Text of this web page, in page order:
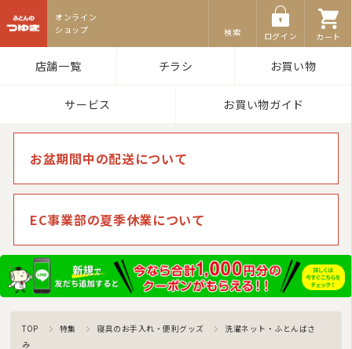
検索 ログイン カート
店舗一覧 チラシ お買い物
サービス お買い物ガイド
お盆期間中の配送について
EC事業部の夏季休業について
TOP 特集 寝具のお手入れ・便利グッズ
洗濯ネット・ふとんばさ
み